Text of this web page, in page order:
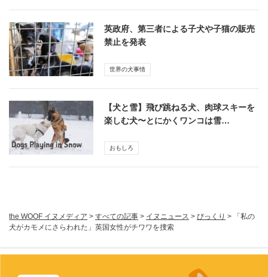
英政府、第三者による子犬や子猫の販売
禁止を発表
世界の犬事情
【犬と雪】飛び跳ねる犬、肉球スキーを
楽しむ犬〜とにかくワンコは雪…
おもしろ
the WOOF イヌメディア > すべての記事 > イヌニュース > びっくり >
「私の
犬がカモメにさらわれた」英国女性がチワワを捜索